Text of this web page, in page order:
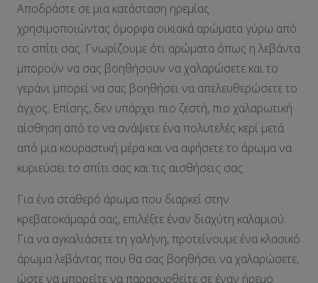
Αποδράστε σε μια κατάσταση ηρεμίας
χρησιμοποιώντας όμορφα οικιακά αρώματα γύρω από
το σπίτι σας. Γνωρίζουμε ότι αρώματα όπως η λεβάντα
μπορούν να σας βοηθήσουν να χαλαρώσετε και το
γεράνι μπορεί να σας βοηθήσει να απελευθερώσετε το
άγχος. Επίσης, δεν υπάρχει πιο ζεστή, πιο χαλαρωτική
αίσθηση από το να ανάψετε ένα πολυτελές κερί μετά
από μια κουραστική μέρα και να αφήσετε το άρωμα να
κυριεύσει το σπίτι σας και τις αισθήσεις σας.
Για ένα σταθερό άρωμα που διαρκεί στην
κρεβατοκάμαρά σας, επιλέξτε έναν διαχύτη καλαμιού.
Για να αγκαλιάσετε τη γαλήνη, προτείνουμε ένα κλασικό
άρωμα λεβάντας που θα σας βοηθήσει να χαλαρώσετε,
ώστε να μπορείτε να παρασυρθείτε σε έναν ήρεμο